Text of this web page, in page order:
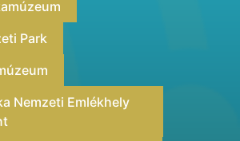
Park
Nemzeti Emlékhely